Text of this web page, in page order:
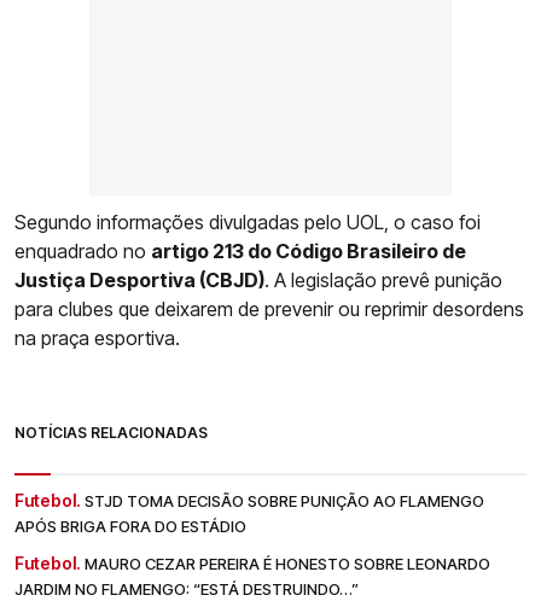
Segundo informações divulgadas pelo UOL, o caso foi
enquadrado no artigo 213 do Código Brasileiro de
Justiça Desportiva (CBJD). A legislação prevê punição
para clubes que deixarem de prevenir ou reprimir desordens
na praça esportiva.
NOTÍCIAS RELACIONADAS
Futebol. STJD TOMA DECISÃO SOBRE PUNIÇÃO AO FLAMENGO
APÓS BRIGA FORA DO ESTÁDIO
Futebol. MAURO CEZAR PEREIRA É HONESTO SOBRE LEONARDO
JARDIM NO FLAMENGO: “ESTÁ DESTRUINDO…”